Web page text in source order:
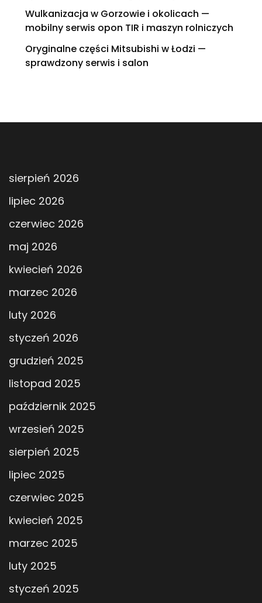
Wulkanizacja w Gorzowie i okolicach —
mobilny serwis opon TIR i maszyn rolniczych
Oryginalne części Mitsubishi w Łodzi —
sprawdzony serwis i salon
sierpień 2026
lipiec 2026
czerwiec 2026
maj 2026
kwiecień 2026
marzec 2026
luty 2026
styczeń 2026
grudzień 2025
listopad 2025
październik 2025
wrzesień 2025
sierpień 2025
lipiec 2025
czerwiec 2025
kwiecień 2025
marzec 2025
luty 2025
styczeń 2025